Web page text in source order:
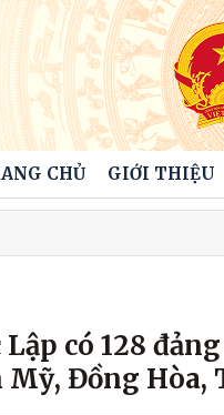
CHỦ GIỚI THIỆU
có 128
Đồng Hòa,